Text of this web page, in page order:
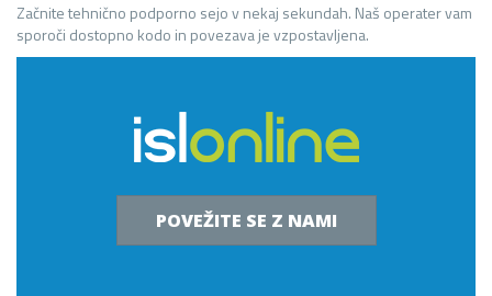
Začnite tehnično podporno sejo v nekaj sekundah. Naš operater vam
sporoči dostopno kodo in povezava je vzpostavljena.
POVEŽITE SE Z NAMI